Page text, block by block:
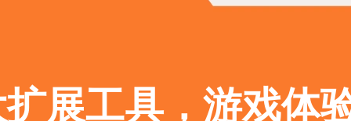
展工具，游戏体